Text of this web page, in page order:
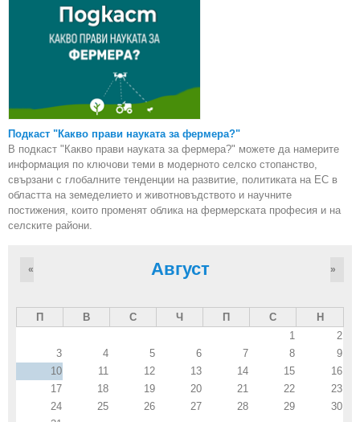
Подкаст "Какво прави науката за фермера?"
В подкаст "Какво прави науката за фермера?" можете да намерите
информация по ключови теми в модерното селско стопанство,
свързани с глобалните тенденции на развитие, политиката на ЕС в
областта на земеделието и животновъдството и научните
постижения, които променят облика на фермерската професия и на
селските райони.
Август
« »
П В С Ч П С
Н
1
2
3
4 5 6 7 8
9
10
11 12 13 14 15
16
17
18 19 20 21 22
23
24
25 26 27 28 29
30